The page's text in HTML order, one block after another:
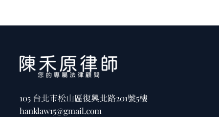
105 台北市松山區復興北路201號5樓
hanklaw15@gmail.com